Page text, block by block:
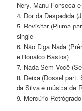
Nery, Manu Fonseca
4. Dor da Despedida
5. Revisitar (Pluma
single
6. Não Diga Nada
e Ronaldo Bastos)
7. Nada Sem Você
8. Deixa (Dossel part.
da Silva e música de
9. Mercúrio